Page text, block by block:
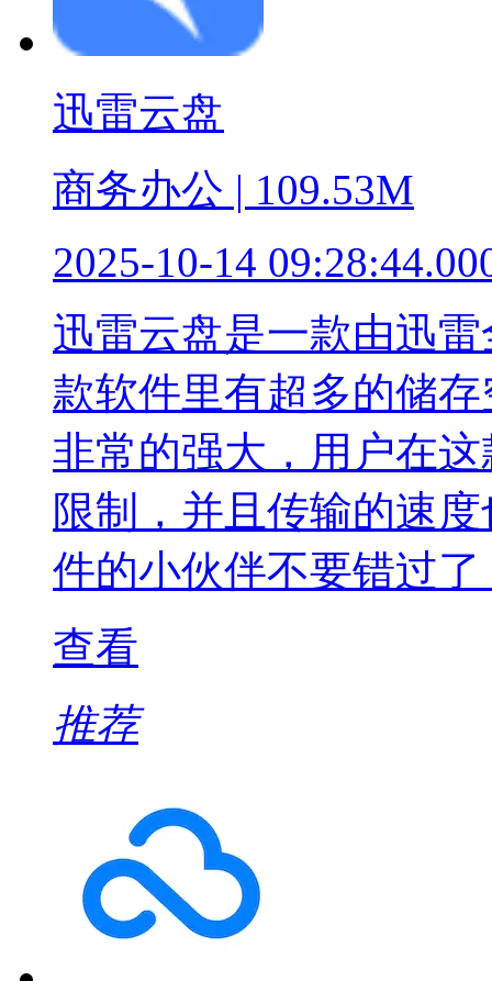
迅雷云盘
商务办公 | 109.53M
2025-10-14
迅雷云盘是一款由迅
款软件里有超多的储
非常的强大，用户在
限制，并且传输的速
件的小伙伴不要错过
查看
推荐